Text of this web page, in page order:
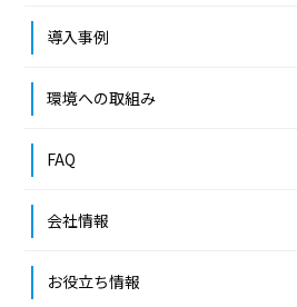
導入事例
環境への取組み
FAQ
会社情報
お役立ち情報